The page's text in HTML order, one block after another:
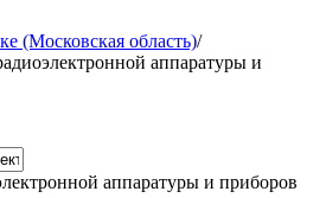
(Московская область)/
аппаратуры и
аппаратуры и приборов